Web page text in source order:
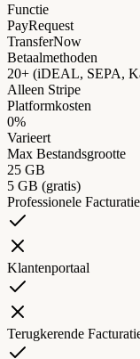
Functie
PayRequest
TransferNow
Betaalmethoden
20+ (iDEAL, SEPA,
Alleen Stripe
Platformkosten
0%
Varieert
Max Bestandsgrootte
25 GB
5 GB (gratis)
Professionele Facturatie
Klantenportaal
Terugkerende